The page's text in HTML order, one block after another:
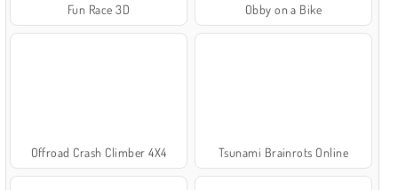
Fun Race 3D Obby on a Bike
Offroad Crash Climber 4X4 Tsunami Brainrots Online